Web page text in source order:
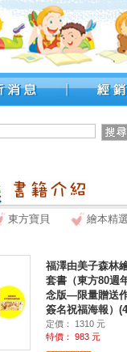
東方寶貝 繪本精
福澤由美子森林
套書（東方80週
念版—限量贈送
簽名祝福海報）
定價： 1310 元
特價： 983 元